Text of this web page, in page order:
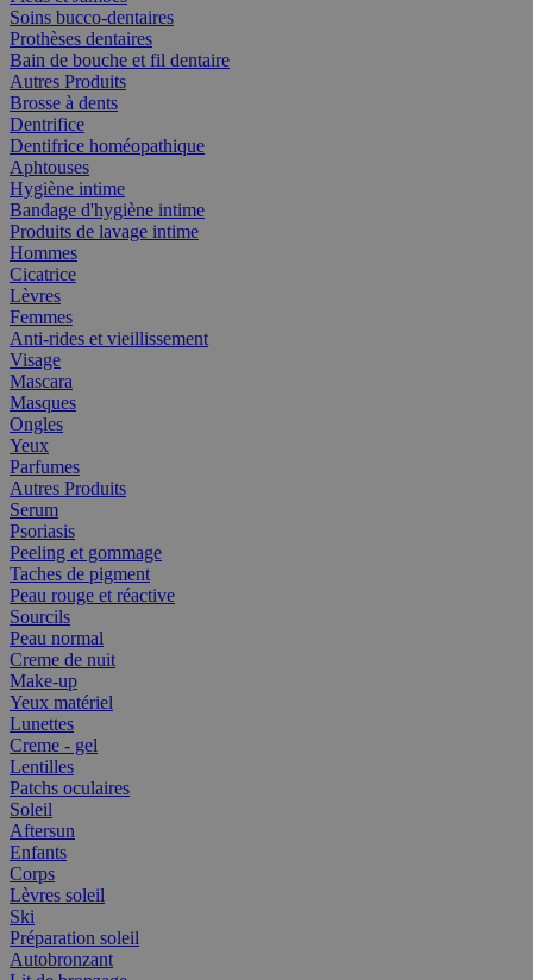
Soins bucco-dentaires
Prothèses dentaires
Bain de bouche et fil dentaire
Autres Produits
Brosse à dents
Dentrifice
Dentifrice homéopathique
Aphtouses
Hygiène intime
Bandage d'hygiène intime
Produits de lavage intime
Hommes
Cicatrice
Lèvres
Femmes
Anti-rides et vieillissement
Visage
Mascara
Masques
Ongles
Yeux
Parfumes
Autres Produits
Serum
Psoriasis
Peeling et gommage
Taches de pigment
Peau rouge et réactive
Sourcils
Peau normal
Creme de nuit
Make-up
Yeux matériel
Lunettes
Creme - gel
Lentilles
Patchs oculaires
Soleil
Aftersun
Enfants
Corps
Lèvres soleil
Ski
Préparation soleil
Autobronzant